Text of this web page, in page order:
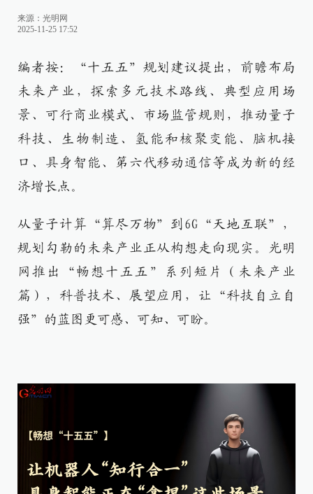
来源：光明网
2025-11-25 17:52
编者按：“十五五”规划建议提出，前瞻布局
未来产业，探索多元技术路线、典型应用场
景、可行商业模式、市场监管规则，推动量子
科技、生物制造、氢能和核聚变能、脑机接
口、具身智能、第六代移动通信等成为新的经
济增长点。
从量子计算“算尽万物”到6G“天地互联”，
规划勾勒的未来产业正从构想走向现实。光明
网推出“畅想十五五”系列短片（未来产业
篇），科普技术、展望应用，让“科技自立自
强”的蓝图更可感、可知、可盼。